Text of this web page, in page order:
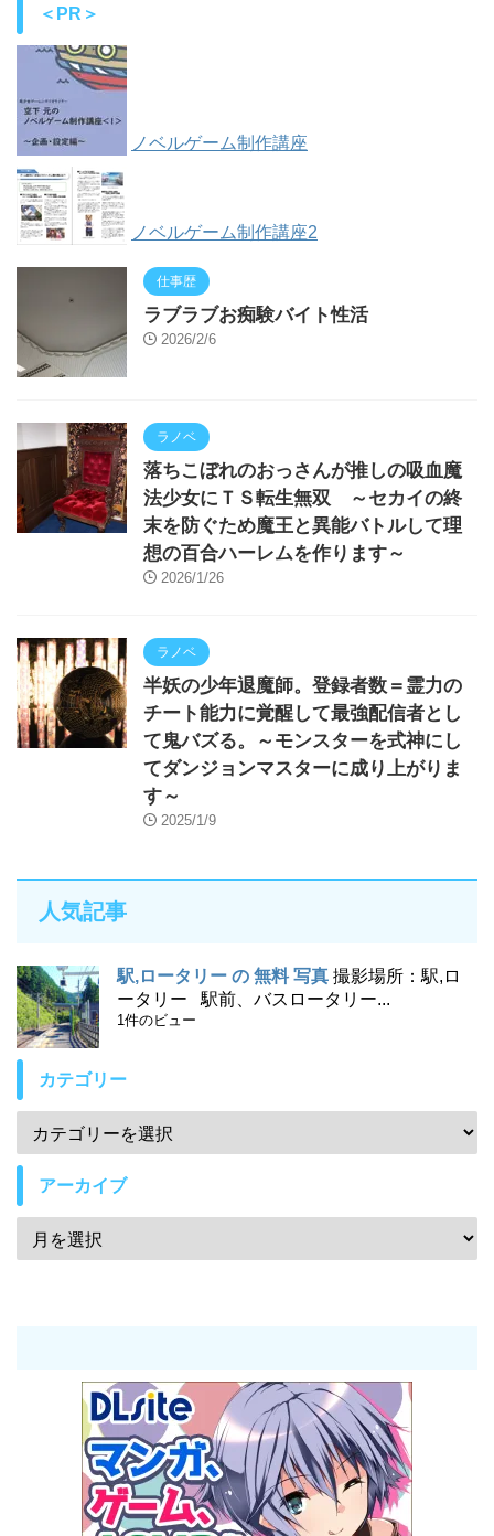
＜PR＞
ノベルゲーム制作講座
ノベルゲーム制作講座2
仕事歴
ラブラブお痴験バイト性活
2026/2/6
ラノベ
落ちこぼれのおっさんが推しの吸血魔
法少女にＴＳ転生無双 ～セカイの終
末を防ぐため魔王と異能バトルして理
想の百合ハーレムを作ります～
2026/1/26
ラノベ
半妖の少年退魔師。登録者数＝霊力の
チート能力に覚醒して最強配信者とし
て鬼バズる。～モンスターを式神にし
てダンジョンマスターに成り上がりま
す～
2025/1/9
人気記事
駅,ロータリー の 無料 写真 撮影場所：駅,ロ
ータリー 駅前、バスロータリー...
1件のビュー
カテゴリー
アーカイブ